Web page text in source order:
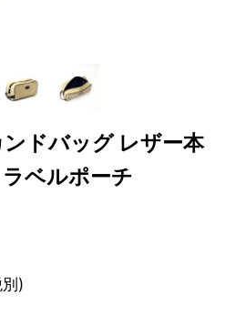
ドバッグ レザー本
ベルポーチ
)